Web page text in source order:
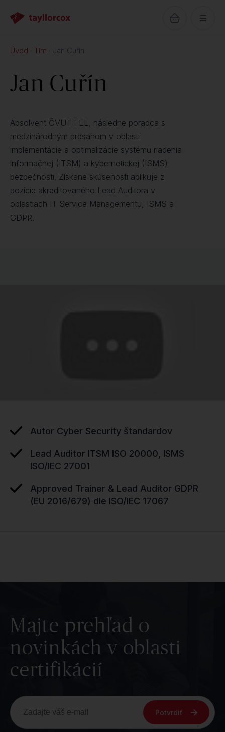
Úvod Tím Jan Cuřín
Jan Cuřín
Absolvent ČVUT FEL, následne poradca s
medzinárodným presahom v oblasti
implementácie a optimalizácie systému riadenia
informačnej (ITSM) a kybernetickej (ISMS)
bezpečnosti. Získané skúsenosti aplikuje z
pozície akreditovaného Lead Auditora v
oblastiach IT Service Managementu, ISMS a
GDPR.
Autor Cyber Security štandardov
Lead Auditor ITSM ISO 20000, ISMS
ISO/IEC 27001
Approved Trainer & Lead Auditor GDPR
(EU 2016/679) dle ISO/IEC 17067
Majte prehľad o
novinkách v oblasti
certifikácií
Potvrdiť